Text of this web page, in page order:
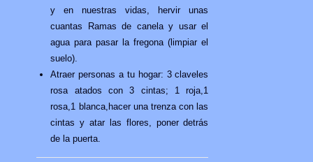
y en nuestras vidas, hervir unas
cuantas Ramas de canela y usar el
agua para pasar la fregona (limpiar el
suelo).
Atraer personas a tu hogar: 3 claveles
rosa atados con 3 cintas; 1 roja,1
rosa,1 blanca,hacer una trenza con las
cintas y atar las flores, poner detrás
de la puerta.